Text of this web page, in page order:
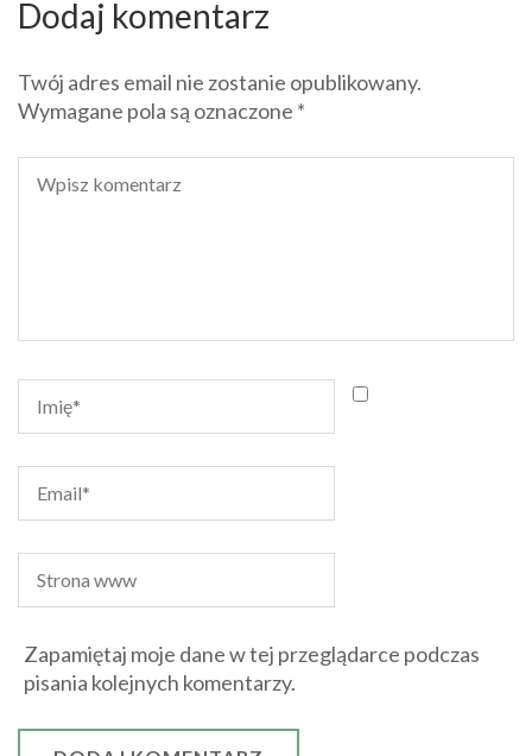
Dodaj komentarz
Twój adres email nie zostanie opublikowany.
Wymagane pola są oznaczone *
Zapamiętaj moje dane w tej przeglądarce podczas
pisania kolejnych komentarzy.